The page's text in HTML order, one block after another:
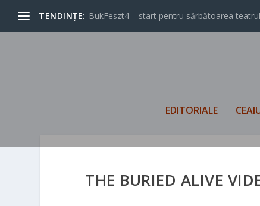
TENDINȚE: BukFeszt4 – start pentru sărbătoarea
EDITORIALE
THE BURIED ALIVE